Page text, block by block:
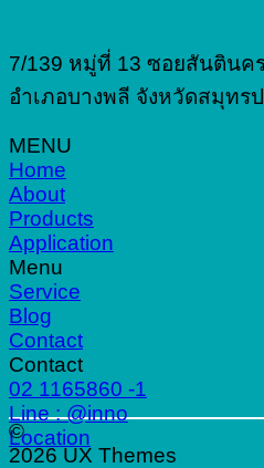
7/139 หมู่ที่ 13 ซอยสันตินค
อำเภอบางพลี จังหวัดสมุทร
MENU
Home
About
Products
Application
Menu
Service
Blog
Contact
Contact
02 1165860 -1
Line : @inno
Location
©
2026 UX Themes